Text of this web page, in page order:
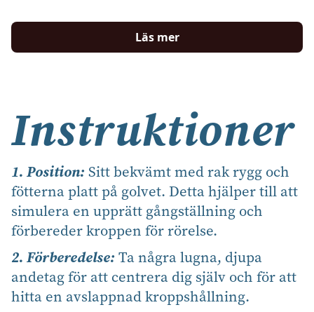
Läs mer
Instruktioner
1. Position: Sitt bekvämt med rak rygg och
fötterna platt på golvet. Detta hjälper till att
simulera en upprätt gångställning och
förbereder kroppen för rörelse.
2. Förberedelse: Ta några lugna, djupa
andetag för att centrera dig själv och för att
hitta en avslappnad kroppshållning.